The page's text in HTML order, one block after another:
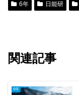
6年 日能研
関連記事
6年